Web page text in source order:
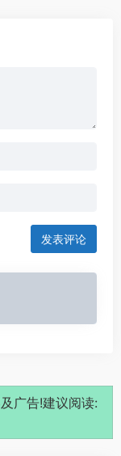
发表评论
广告!建议阅读: